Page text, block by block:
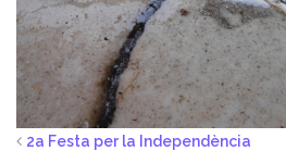
2a Festa per la Independència